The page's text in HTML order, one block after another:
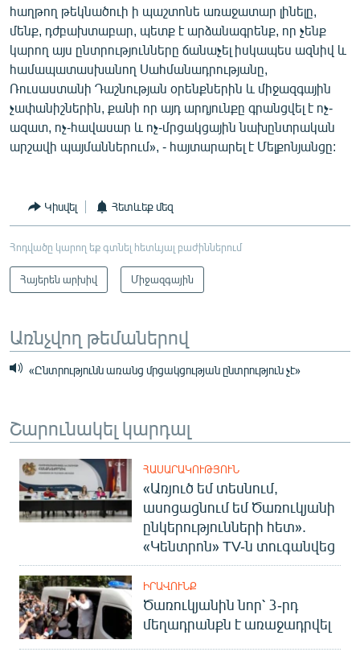
հաղթող թեկնածուի ի պաշտոնե առաջատար լինելը,
մենք, դժբախտաբար, պետք է արձանագրենք, որ չենք
կարող այս ընտրությունները ճանաչել իսկապես ազնիվ և
համապատասխանող Սահմանադրությանը,
Ռուսաստանի Դաշնության օրենքներին և միջազգային
չափանիշներին, քանի որ այդ արդյունքը գրանցվել է ոչ-
ազատ, ոչ-հավասար և ոչ-մրցակցային նախընտրական
արշավի պայմաններում», - հայտարարել է Մելքոնյանցը:
Կիսվել Հետևեք մեզ
Հոդվածը կարող եք գտնել հետևյալ բաժիններում
Հայերեն արխիվ Միջազգային
Առնչվող թեմաներով
«Ընտրությունն առանց մրցակցության ընտրություն չէ»
Շարունակել կարդալ
ՀԱՍԱՐԱԿՈՒԹՅՈՒՆ
«Առյուծ եմ տեսնում,
ասոցացնում եմ Ծառուկյանի
ընկերությունների հետ».
«Կենտրոն» TV-ն տուգանվեց
ԻՐԱՎՈՒՆՔ
Ծառուկյանին նոր՝ 3-րդ
մեղադրանքն է առաջադրվել